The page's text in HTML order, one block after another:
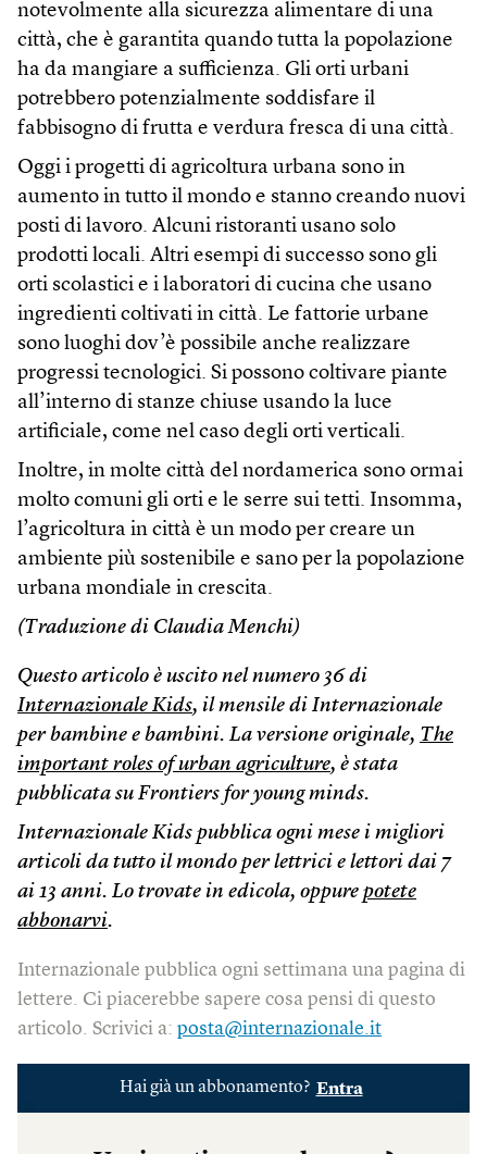
notevolmente alla sicurezza alimentare di una
città, che è garantita quando tutta la popolazione
ha da mangiare a sufficienza. Gli orti urbani
potrebbero potenzialmente soddisfare il
fabbisogno di frutta e verdura fresca di una città.
Oggi i progetti di agricoltura urbana sono in
aumento in tutto il mondo e stanno creando nuovi
posti di lavoro. Alcuni ristoranti usano solo
prodotti locali. Altri esempi di successo sono gli
orti scolastici e i laboratori di cucina che usano
ingredienti coltivati in città. Le fattorie urbane
sono luoghi dov’è possibile anche realizzare
progressi tecnologici. Si possono coltivare piante
all’interno di stanze chiuse usando la luce
artificiale, come nel caso degli orti verticali.
Inoltre, in molte città del nordamerica sono ormai
molto comuni gli orti e le serre sui tetti. Insomma,
l’agricoltura in città è un modo per creare un
ambiente più sostenibile e sano per la popolazione
urbana mondiale in crescita.
(Traduzione di Claudia Menchi)
Questo articolo è uscito nel numero 36 di
Internazionale Kids, il mensile di Internazionale
per bambine e bambini. La versione originale, The
important roles of urban agriculture, è stata
pubblicata su Frontiers for young minds.
Internazionale Kids pubblica ogni mese i migliori
articoli da tutto il mondo per lettrici e lettori dai 7
ai 13 anni. Lo trovate in edicola, oppure potete
abbonarvi.
Internazionale pubblica ogni settimana una pagina di
lettere. Ci piacerebbe sapere cosa pensi di questo
articolo. Scrivici a: posta@internazionale.it